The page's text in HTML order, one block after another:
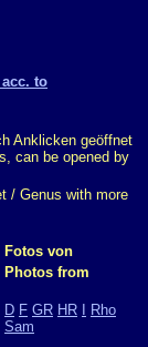
to
Anklicken geöffnet
can be opened by
/ Genus with more
Fotos von
Photos from
D F GR HR
Rho
Sam